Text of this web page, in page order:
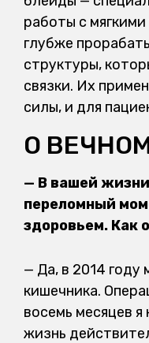
работы с
глубже
структуры,
связки. Их
силы, и для
О
— В вашей
переломный
здоровьем. Как
— Да, в 2014 году
кишечника.
восемь месяцев
жизнь